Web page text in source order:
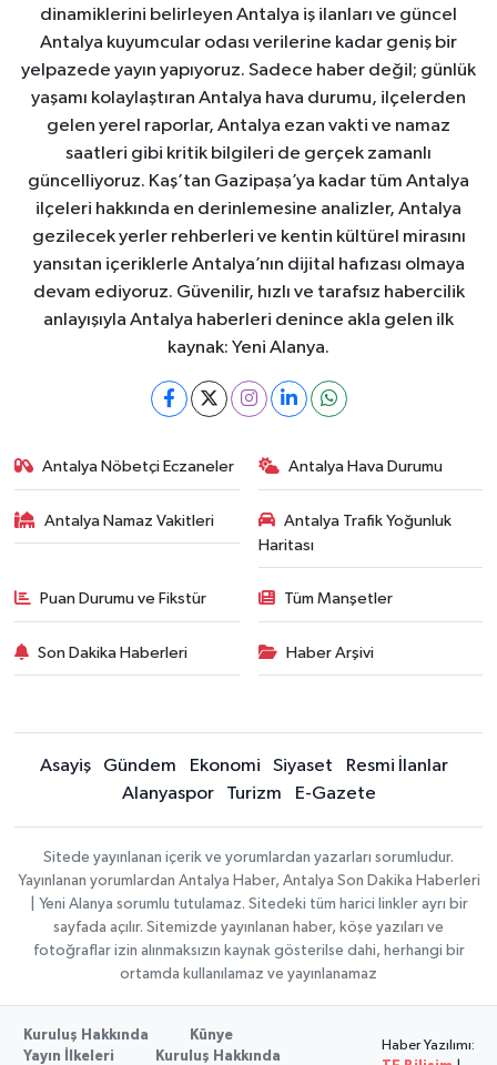
dinamiklerini belirleyen Antalya iş ilanları ve güncel
Antalya kuyumcular odası verilerine kadar geniş bir
yelpazede yayın yapıyoruz. Sadece haber değil; günlük
yaşamı kolaylaştıran Antalya hava durumu, ilçelerden
gelen yerel raporlar, Antalya ezan vakti ve namaz
saatleri gibi kritik bilgileri de gerçek zamanlı
güncelliyoruz. Kaş’tan Gazipaşa’ya kadar tüm Antalya
ilçeleri hakkında en derinlemesine analizler, Antalya
gezilecek yerler rehberleri ve kentin kültürel mirasını
yansıtan içeriklerle Antalya’nın dijital hafızası olmaya
devam ediyoruz. Güvenilir, hızlı ve tarafsız habercilik
anlayışıyla Antalya haberleri denince akla gelen ilk
kaynak: Yeni Alanya.
Antalya Nöbetçi Eczaneler Antalya Hava Durumu
Antalya Namaz Vakitleri
Antalya Trafik Yoğunluk
Haritası
Puan Durumu ve Fikstür Tüm Manşetler
Son Dakika Haberleri Haber Arşivi
Asayiş Gündem Ekonomi Siyaset
Resmi İlanlar
Alanyaspor
Turizm E-Gazete
Sitede yayınlanan içerik ve yorumlardan yazarları sorumludur.
Yayınlanan yorumlardan Antalya Haber, Antalya Son Dakika Haberleri
| Yeni Alanya sorumlu tutulamaz. Sitedeki tüm harici linkler ayrı bir
sayfada açılır. Sitemizde yayınlanan haber, köşe yazıları ve
fotoğraflar izin alınmaksızın kaynak gösterilse dahi, herhangi bir
ortamda kullanılamaz ve yayınlanamaz
Kuruluş Hakkında
Künye
Yayın İlkeleri
Kuruluş Hakkında
Haber Yazılımı: